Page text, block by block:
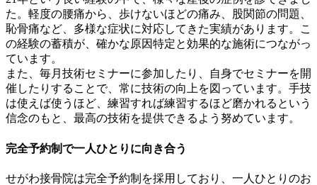
た。軽度の腰痛から、歩けないほどの痛み、股関節の問題、
恥骨痛など、多様な症状に対応してきた実績があります。こ
の経験の蓄積が、確かな原因特定と効果的な施術につながっ
ています。
また、毎月技術セミナーに参加したり、自身でセミナーを開
催したりすることで、常に技術の向上を図っています。手技
は使えば使うほど、練習すれば練習するほど磨かれるという
信念のもと、最高の技術を提供できるよう努めています。
完全予約制で一人ひとりに向き合う
せがわ接骨院は完全予約制を採用しており、一人ひとりのお